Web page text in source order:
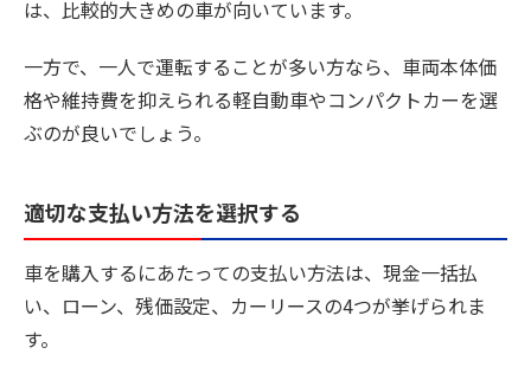
は、比較的大きめの車が向いています。
一方で、一人で運転することが多い方なら、車両本体価
格や維持費を抑えられる軽自動車やコンパクトカーを選
ぶのが良いでしょう。
適切な支払い方法を選択する
車を購入するにあたっての支払い方法は、現金一括払
い、ローン、残価設定、カーリースの4つが挙げられま
す。